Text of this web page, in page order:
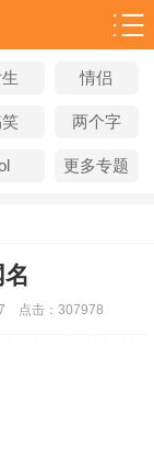
情侣
两个字
更多专题
点击： 307978